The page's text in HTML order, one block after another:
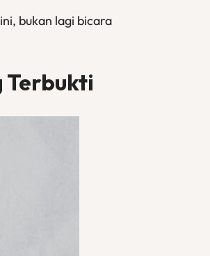
bukan lagi bicara
Terbukti